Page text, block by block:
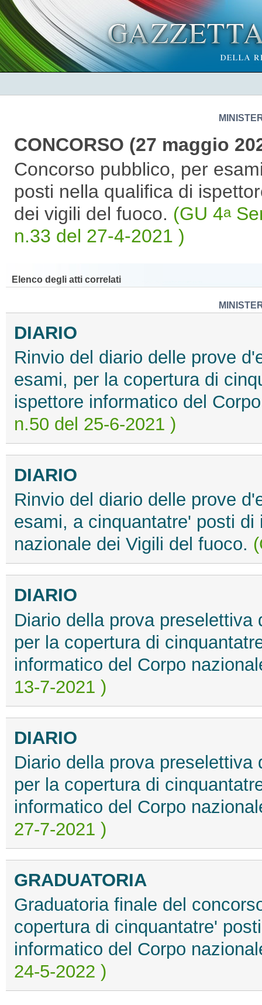
CONCORSO (27 maggio
Concorso pubblico, per
posti nella qualifica di
dei vigili del fuoco. (GU 4a
n.33 del 27-4-2021 )
Elenco degli atti correlati
DIARIO
Rinvio del diario delle prove
esami, per la copertura di
ispettore informatico del
n.50 del 25-6-2021 )
DIARIO
Rinvio del diario delle prove
esami, a cinquantatre' posti
nazionale dei Vigili del fuoco.
DIARIO
Diario della prova
per la copertura di
informatico del Corpo
13-7-2021 )
DIARIO
Diario della prova
per la copertura di
informatico del Corpo
27-7-2021 )
GRADUATORIA
Graduatoria finale del
copertura di cinquantatre'
informatico del Corpo
24-5-2022 )